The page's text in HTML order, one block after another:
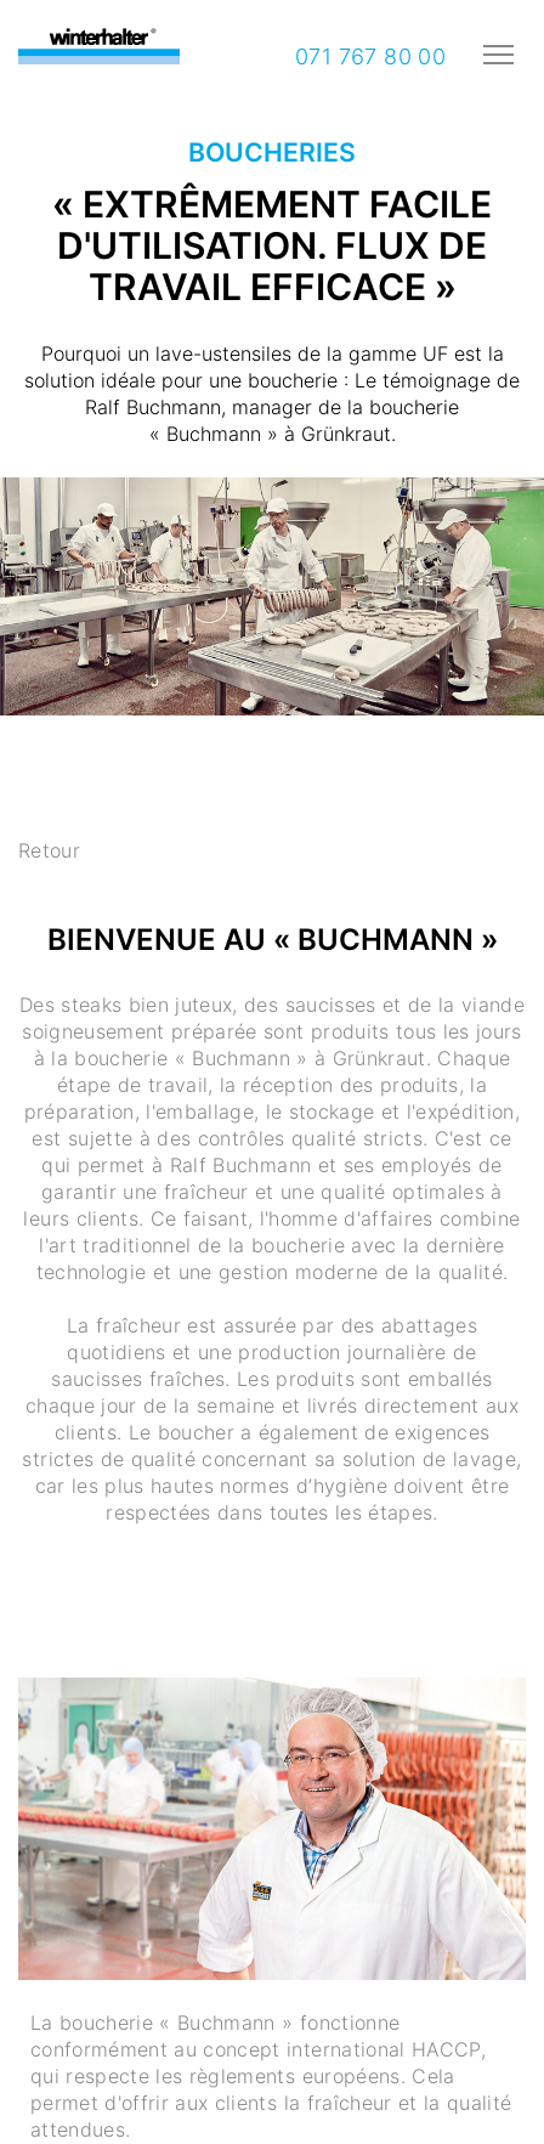
071 767 80 00
BOUCHERIES
« EXTRÊMEMENT FACILE
D'UTILISATION. FLUX DE
TRAVAIL EFFICACE »
Pourquoi un lave-ustensiles de la gamme UF est la
solution idéale pour une boucherie : Le témoignage de
Ralf Buchmann, manager de la boucherie
« Buchmann » à Grünkraut.
Retour
BIENVENUE AU « BUCHMANN »
Des steaks bien juteux, des saucisses et de la viande
soigneusement préparée sont produits tous les jours
à la boucherie « Buchmann » à Grünkraut. Chaque
étape de travail, la réception des produits, la
préparation, l'emballage, le stockage et l'expédition,
est sujette à des contrôles qualité stricts. C'est ce
qui permet à Ralf Buchmann et ses employés de
garantir une fraîcheur et une qualité optimales à
leurs clients. Ce faisant, l'homme d'affaires combine
l'art traditionnel de la boucherie avec la dernière
technologie et une gestion moderne de la qualité.
La fraîcheur est assurée par des abattages
quotidiens et une production journalière de
saucisses fraîches. Les produits sont emballés
chaque jour de la semaine et livrés directement aux
clients. Le boucher a également de exigences
strictes de qualité concernant sa solution de lavage,
car les plus hautes normes d’hygiène doivent être
respectées dans toutes les étapes.
La boucherie « Buchmann » fonctionne
conformément au concept international HACCP,
qui respecte les règlements européens. Cela
permet d'offrir aux clients la fraîcheur et la qualité
attendues.